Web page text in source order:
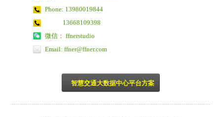
Phone: 13980019844
13668109398
微信： ffnerstudio
Email: ffner@ffner.com
智慧交通大数据中心平台方案